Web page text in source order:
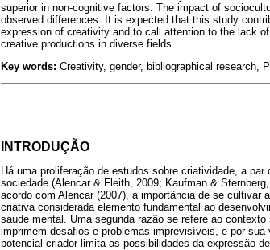
superior in non-cognitive factors. The impact of
observed differences. It is expected that this study
expression of creativity and to call attention to the lack
creative productions in diverse fields.
Key words: Creativity, gender, bibliographical research,
INTRODUÇÃO
Há uma proliferação de estudos sobre criatividade, a
sociedade (Alencar & Fleith, 2009; Kaufman &
acordo com Alencar (2007), a importância de se
criativa considerada elemento fundamental ao
saúde mental. Uma segunda razão se refere ao
imprimem desafios e problemas imprevisíveis, e por
potencial criador limita as possibilidades da expressão